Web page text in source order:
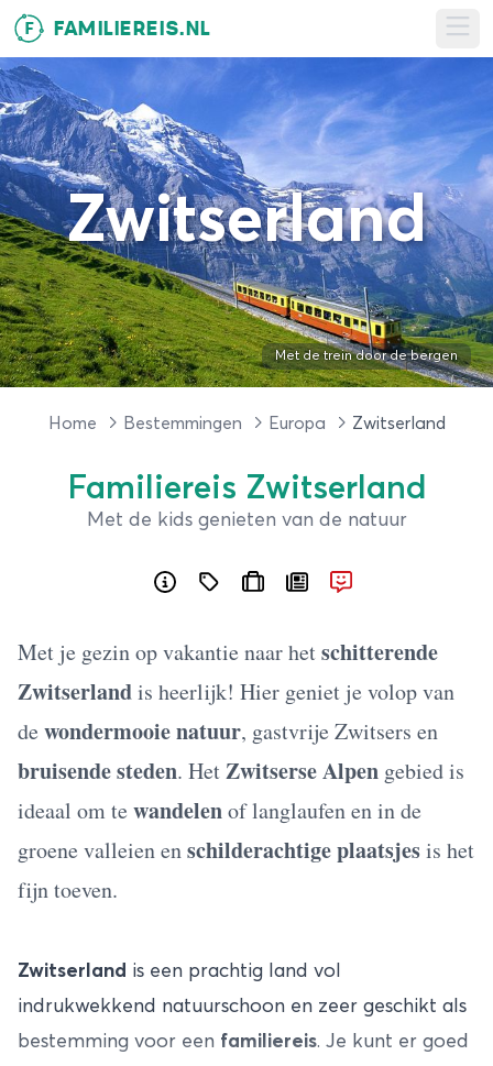
F FAMILIEREIS.NL
Zwitserland
Met de trein door de bergen
Home Bestemmingen Europa Zwitserland
Familiereis Zwitserland
Met de kids genieten van de natuur
Met je gezin op vakantie naar hetschitterende
Zwitserlandis heerlijk! Hier geniet je volop van
dewondermooie natuur, gastvrije Zwitsers en
bruisende steden. HetZwitserse Alpen gebied is
ideaal om tewandelenof langlaufen en in de
groene valleien enschilderachtige plaatsjesis het
fijn toeven.
Zwitserland is een prachtig land vol
indrukwekkend natuurschoon en zeer geschikt als
bestemming voor een familiereis. Je kunt er goed